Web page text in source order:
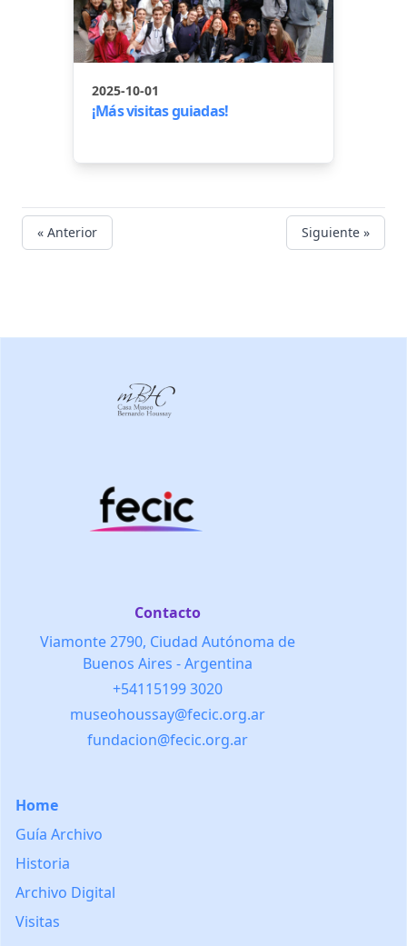
2025-10-01
¡Más visitas guiadas!
« Anterior Siguiente »
Contacto
Viamonte 2790, Ciudad Autónoma de
Buenos Aires - Argentina
+54115199 3020
museohoussay@fecic.org.ar
fundacion@fecic.org.ar
Home
Guía Archivo
Historia
Archivo Digital
Visitas